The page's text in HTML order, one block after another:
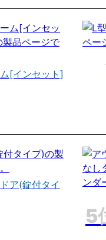
[インセット]
ア(錠付タイ